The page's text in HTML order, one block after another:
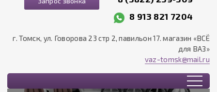
8 913 821 7204
г. Томск, ул. Говорова 23 стр 2, павильон 17. магазин «ВСЁ
для ВАЗ»
vaz-tomsk@mail.ru